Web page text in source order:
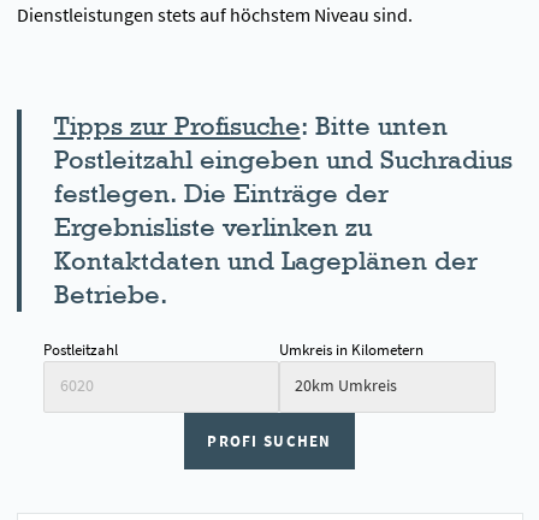
Dienstleistungen stets auf höchstem Niveau sind.
Tipps zur Profisuche: Bitte unten
Postleitzahl eingeben und Suchradius
festlegen. Die Einträge der
Ergebnisliste verlinken zu
Kontaktdaten und Lageplänen der
Betriebe.
Postleitzahl Umkreis in Kilometern
PROFI SUCHEN